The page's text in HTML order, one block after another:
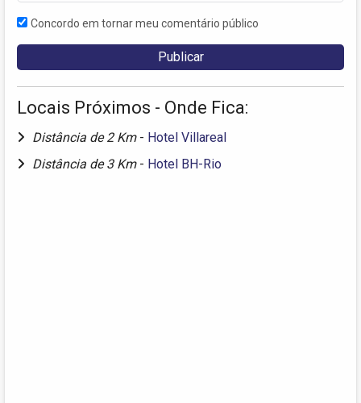
Concordo em tornar meu comentário público
Locais Próximos - Onde Fica:
Distância de 2 Km - Hotel Villareal
Distância de 3 Km - Hotel BH-Rio